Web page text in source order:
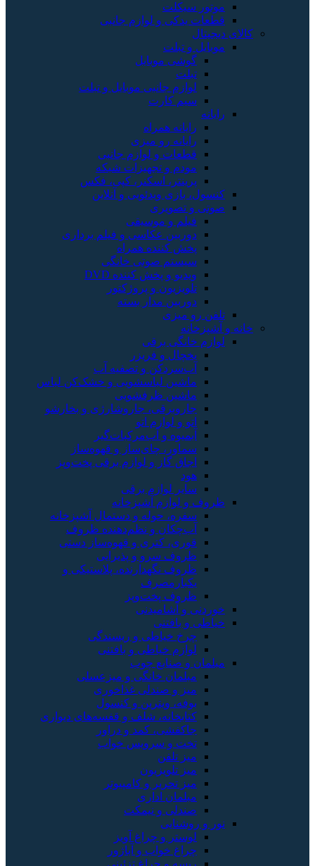
موتور سیکلت
قطعات یدکی و لوازم جانبی
کالای دیجیتال
موبایل و تبلت
گوشی موبایل
تبلت
لوازم جانبی موبایل و تبلت
سیم کارت
رایانه
رایانه همراه
رایانه رو میزی
قطعات و لوازم جانبی
مودم و تجهیزات شبکه
پرینتر، اسکنر، کپی، فکس
کنسول، بازی‌ ویدئویی و آنلاین
صوتی و تصویری
فیلم و موسیقی
دوربین عکاسی و فیلم برداری
پخش کننده همراه
سیستم صوتی خانگی
ویدیو و پخش کننده DVD
تلویزیون و پروژکتور
دوربین مدار بسته
تلفن رو میزی
خانه و آشپزخانه
لوازم خانگی برقی
یخچال و فریزر
آب‌سردکن و تصفیه آب
ماشین لباسشویی و خشک‌کن لباس
ماشین ظرفشویی
جاروبرقی، جاروشارژی و بخارشو
اتو و لوازم اتو
آبمیوه و آب‌مرکبات‌گیر
سماور، چای‌ساز و قهوه‌ساز
اجاق گاز و لوازم برقی پخت‌وپز
هود
سایر لوازم برقی
ظروف و لوازم آشپزخانه
سفره، حوله و دستمال آشپزخانه
آب‌چکان و نظم‌دهنده ظروف
قوری، کتری و قهوه‌ساز دستی
ظروف سرو و پذیرایی
ظروف نگهدارنده، پلاستیکی و
یکبارمصرف
ظروف پخت‌وپز
خوردنی و آشامیدنی
خیاطی و بافتنی
چرخ خیاطی و ریسندگی
لوازم خیاطی و بافتنی
مبلمان و صنایع چوب
مبلمان خانگی و میزعسلی
میز و صندلی غذاخوری
بوفه، ویترین و کنسول
کتابخانه، شلف و قفسه‌های دیواری
جاکفشی، کمد و دراور
تخت و سرویس خواب
میز تلفن
میز تلویزیون
میز تحریر و کامپیوتر
مبلمان اداری
صندلی و نیمکت
نور و روشنایی
لوستر و چراغ آویز
چراغ خواب و آباژور